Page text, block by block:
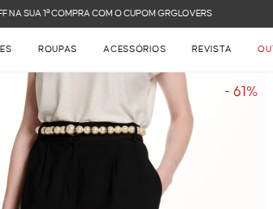
GRÁTIS NAS COMPRAS ACIMA DE R$ 899
ROUPAS ACESSÓRIOS REVISTA
- 61%